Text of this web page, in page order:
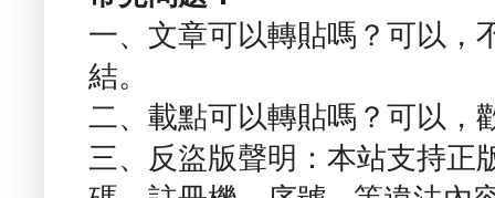
一、文章可以轉貼嗎？可以，
結。
二、載點可以轉貼嗎？可以，
三、反盜版聲明：本站支持正